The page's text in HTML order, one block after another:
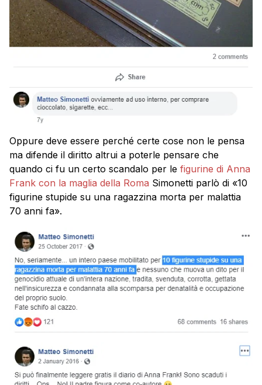
Oppure deve essere perché certe cose non le pensa
ma difende il diritto altrui a poterle pensare che
quando ci fu un certo scandalo per le figurine di Anna
Frank con la maglia della Roma Simonetti parlò di «10
figurine stupide su una ragazzina morta per malattia
70 anni fa».